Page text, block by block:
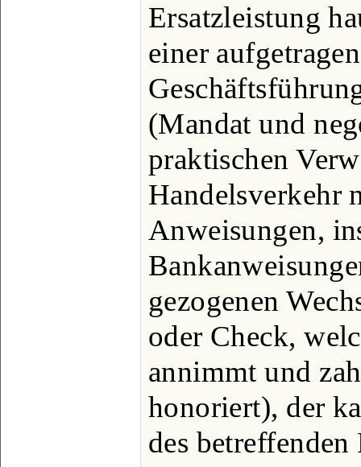
Ersatzleistung
einer
(Mandat und
praktischen
Handelsverkehr
Anweisungen,
gezogenen
oder Check,
annimmt und
honoriert), der
des